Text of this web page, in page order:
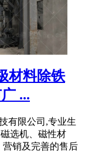
材料除铁
...
有限公司,专业生
选机、磁性材
销及完善的售后